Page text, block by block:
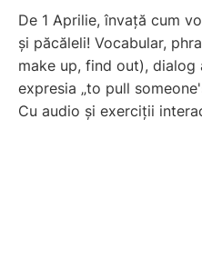
De 1 Aprilie, învață cum
și păcăleli! Vocabular,
make up, find out),
expresia „to pull
Cu audio și exerciții